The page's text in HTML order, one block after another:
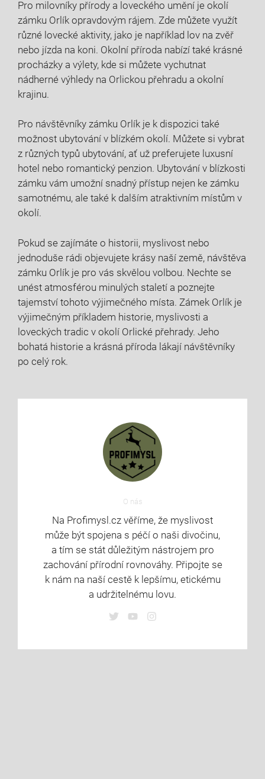
Pro milovníky přírody a loveckého umění je okolí
zámku Orlík opravdovým rájem. Zde můžete využít
různé lovecké aktivity, jako je například lov na zvěř
nebo jízda na koni. Okolní příroda nabízí také krásné
procházky a výlety, kde si můžete vychutnat
nádherné výhledy na Orlickou přehradu a okolní
krajinu.
Pro návštěvníky zámku Orlík je k dispozici také
možnost ubytování v blízkém okolí. Můžete si vybrat
z různých typů ubytování, ať už preferujete luxusní
hotel nebo romantický penzion. Ubytování v blízkosti
zámku vám umožní snadný přístup nejen ke zámku
samotnému, ale také k dalším atraktivním místům v
okolí.
Pokud se zajímáte o historii, myslivost nebo
jednoduše rádi objevujete krásy naší země, návštěva
zámku Orlík je pro vás skvělou volbou. Nechte se
unést atmosférou minulých staletí a poznejte
tajemství tohoto výjimečného místa. Zámek Orlík je
výjimečným příkladem historie, myslivosti a
loveckých tradic v okolí Orlické přehrady. Jeho
bohatá historie a krásná příroda lákají návštěvníky
po celý rok.
O nás
Na Profimysl.cz věříme, že myslivost
může být spojena s péčí o naši divočinu,
a tím se stát důležitým nástrojem pro
zachování přírodní rovnováhy. Připojte se
k nám na naší cestě k lepšímu, etickému
a udržitelnému lovu.